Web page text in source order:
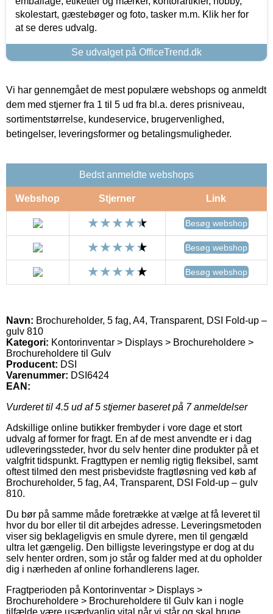
skolestart, gæstebøger og foto, tasker m.m. Klik her for
at se deres udvalg.
Se udvalget på OfficeTrend.dk
Vi har gennemgået de mest populære webshops og anmeldt
dem med stjerner fra 1 til 5 ud fra bl.a. deres prisniveau,
sortimentstørrelse, kundeservice, brugervenlighed,
betingelser, leveringsformer og betalingsmuligheder.
Bedst anmeldte webshops
Webshop Stjerner Link
Besøg webshop
Besøg webshop
Besøg webshop
Navn: Brochureholder, 5 fag, A4, Transparent, DSI Fold-up –
gulv 810
Kategori: Kontorinventar > Displays > Brochureholdere >
Brochureholdere til Gulv
Producent: DSI
Varenummer: DSI6424
EAN:
Vurderet til 4.5 ud af 5 stjerner baseret på 7anmeldelser
Adskillige online butikker frembyder i vore dage et stort
udvalg af former for fragt. En af de mest anvendte er i dag
udleveringssteder, hvor du selv henter dine produkter på et
valgfrit tidspunkt. Fragttypen er nemlig rigtig fleksibel, samt
oftest tilmed den mest prisbevidste fragtløsning ved køb af
Brochureholder, 5 fag, A4, Transparent, DSI Fold-up – gulv
810.
Du bør på samme måde foretrække at vælge at få leveret til
hvor du bor eller til dit arbejdes adresse. Leveringsmetoden
viser sig beklageligvis en smule dyrere, men til gengæld
ultra let gængelig. Den billigste leveringstype er dog at du
selv henter ordren, som jo står og falder med at du opholder
dig i nærheden af online forhandlerens lager.
Fragtperioden på Kontorinventar > Displays >
Brochureholdere > Brochureholdere til Gulv kan i nogle
tilfælde være usædvanlig vital når vi står og skal bruge